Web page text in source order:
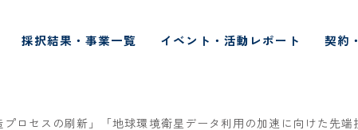
採択結果・事業一覧 イベント・活動レポート 契約
ロセスの刷新」「地球環境衛星データ利用の加速に向けた先